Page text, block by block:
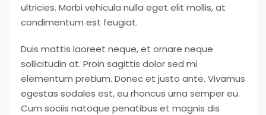
ultricies. Morbi vehicula nulla eget elit mollis, at
condimentum est feugiat.
Duis mattis laoreet neque, et ornare neque
sollicitudin at. Proin sagittis dolor sed mi
elementum pretium. Donec et justo ante. Vivamus
egestas sodales est, eu rhoncus urna semper eu.
Cum sociis natoque penatibus et magnis dis